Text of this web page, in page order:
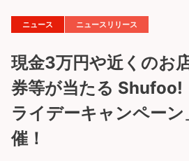
ニュース ニュースリリース
現金3万円や近くのお
券等が当たる Shufoo!
ライデーキャンペー
催！